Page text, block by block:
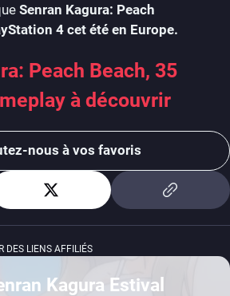
Senran Kagura: Peach
4 cet été en Europe.
Peach Beach, 35
à découvrir
nous à vos favoris
DES LIENS AFFILIÉS
Kagura Estival